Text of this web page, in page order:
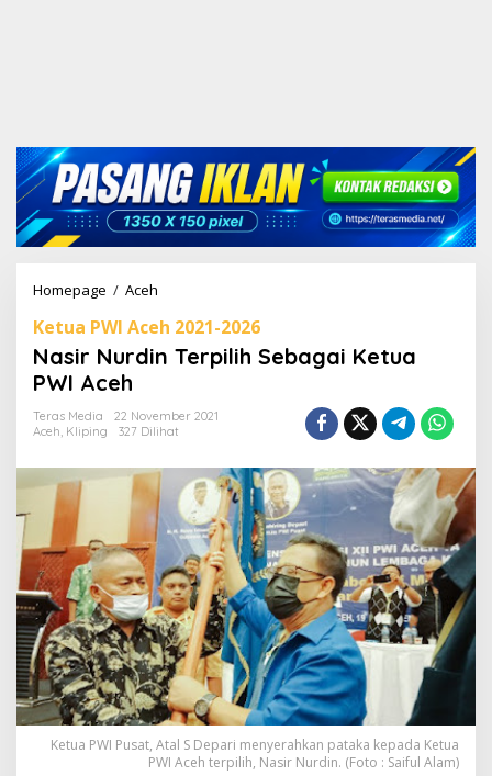
Homepage / Aceh
s
i
r
r
i
n
T
e
p
i
l
i
h
S
e
b
a
g
a
Ketua PWI Aceh 2021-2026
Nasir Nurdin Terpilih Sebagai Ketua
PWI Aceh
Teras Media
22 November 2021
Aceh, Kliping 327 Dilihat
Ketua PWI Pusat, Atal S Depari menyerahkan pataka kepada Ketua
PWI Aceh terpilih, Nasir Nurdin. (Foto : Saiful Alam)